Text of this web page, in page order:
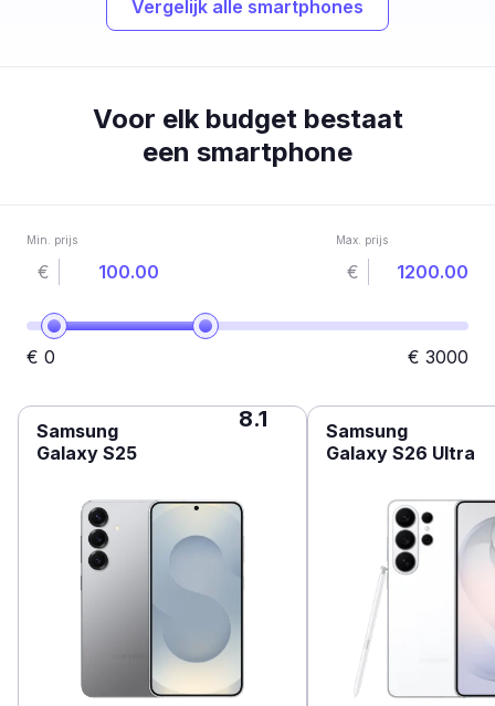
Vergelijk alle smartphones
Voor elk budget bestaat
een smartphone
Min. prijs
€
Max. prijs
€
€ 0 € 3000
Samsung
Galaxy S25
8.1
Samsung
Galaxy S26 Ultra